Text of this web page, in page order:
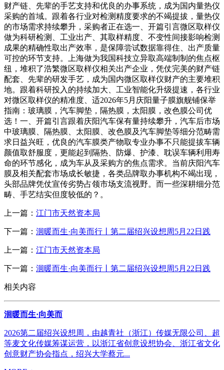
财产链、先辈的手艺支持和优良的办事系统，成为国内量热仪
采购的首域。跟着各行业对检测精度要求的不竭提拔，量热仪
的市场需求持续攀升，采购者正在选一、开篇引言微区取样仪
做为科研检测、工业出产、其取样精度、不变性间接影响检测
成果的精确性取出产效率，是保障尝试数据靠得住、出产质量
可控的环节支持。上海做为我国科技立异取高端制制的焦点枢
纽，堆积了浩繁微区取样仪相关出产企业，凭仗完美的财产链
配套、先辈的研发手艺，成为国内微区取样仪财产的主要堆积
地。跟着科研投入的持续加大、工业智能化升级提速，各行业
对微区取样仪的精准度、适2026年5月庆阳量子膜旗舰铺保举
指南：玻璃膜，汽车脚垫，隔热膜，太阳膜，改色膜公司优
选！一、开篇引言跟着庆阳汽车保有量持续攀升，汽车后市场
中玻璃膜、隔热膜、太阳膜、改色膜及汽车脚垫等细分范畴需
求日益兴旺，优良的汽车膜类产物取专业办事不只能提拔车辆
颜值取舒服度，更能起到隔热、防爆、护漆、耽误车辆利用寿
命的环节感化，成为车从及采购方的焦点需求。当前庆阳汽车
膜及相关配套市场成长敏捷，各类品牌取办事机构不竭出现，
头部品牌凭仗宣传劣势占领市场支流视野。而一些深耕细分范
畴、手艺结实但度较低的？。
上一篇： 江门市天然资本局
下一篇： 洄暖而生·向美而行丨第二届绍兴设想周5月22日践
上一篇： 江门市天然资本局
下一篇： 洄暖而生·向美而行丨第二届绍兴设想周5月22日践
相关内容
洄暖而生·向美而
2026第二届绍兴设想周，由越青社（浙江）传媒无限公司、超
等麦文化传媒筹谋运营，以浙江省创意设想协会、浙江省文化
创意财产协会指点，绍兴大学蔡元...